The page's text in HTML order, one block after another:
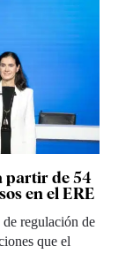
partir de 54
en el ERE
regulación de
que el